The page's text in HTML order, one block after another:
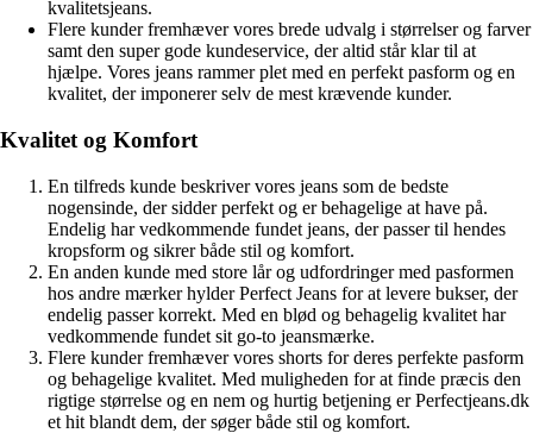
kvalitetsjeans.
Flere kunder fremhæver vores brede udvalg i størrelser og farver
samt den super gode kundeservice, der altid står klar til at
hjælpe. Vores jeans rammer plet med en perfekt pasform og en
kvalitet, der imponerer selv de mest krævende kunder.
Kvalitet og Komfort
En tilfreds kunde beskriver vores jeans som de bedste
nogensinde, der sidder perfekt og er behagelige at have på.
Endelig har vedkommende fundet jeans, der passer til hendes
kropsform og sikrer både stil og komfort.
En anden kunde med store lår og udfordringer med pasformen
hos andre mærker hylder Perfect Jeans for at levere bukser, der
endelig passer korrekt. Med en blød og behagelig kvalitet har
vedkommende fundet sit go-to jeansmærke.
Flere kunder fremhæver vores shorts for deres perfekte pasform
og behagelige kvalitet. Med muligheden for at finde præcis den
rigtige størrelse og en nem og hurtig betjening er Perfectjeans.dk
et hit blandt dem, der søger både stil og komfort.